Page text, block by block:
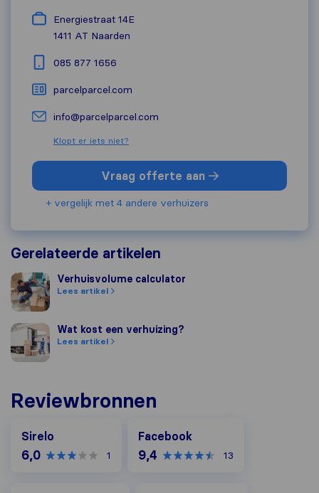
Energiestraat 14E
1411 AT Naarden
085 877 1656
parcelparcel.com
info@parcelparcel.com
Klopt er iets niet?
Vraag offerte aan
+ vergelijk met 4 andere verhuizers
Gerelateerde artikelen
Verhuisvolume calculator
Verhuisvolume calculator
Lees artikel
Wat kost een verhuizing?
Wat kost een verhuizing?
Lees artikel
Reviewbronnen
Sirelo
6,0 1
Facebook
9,4 13